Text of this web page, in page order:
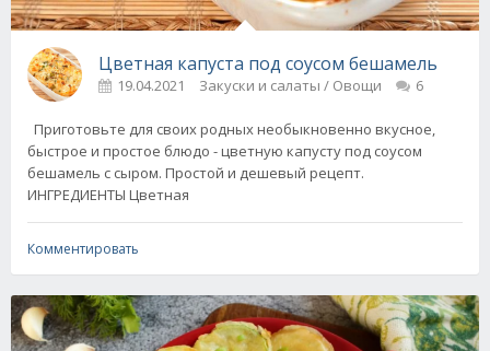
Цветная капуста под соусом бешамель
19.04.2021 Закуски и салаты / Овощи 6
Приготовьте для своих родных необыкновенно вкусное,
быстрое и простое блюдо - цветную капусту под соусом
бешамель с сыром. Простой и дешевый рецепт.
ИНГРЕДИЕНТЫ Цветная
Комментировать